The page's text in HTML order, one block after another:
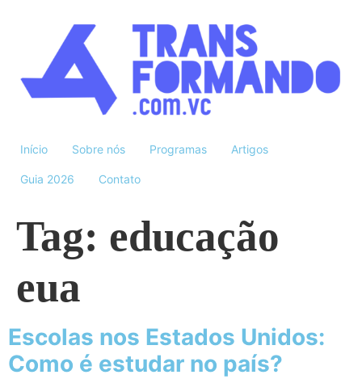
Início Sobre nós Programas Artigos
Guia 2026 Contato
Tag: educação
eua
Escolas nos Estados Unidos:
Como é estudar no país?